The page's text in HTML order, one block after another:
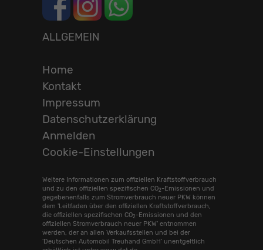
ALLGEMEIN
Home
Kontakt
Impressum
Datenschutzerklärung
Anmelden
Cookie-Einstellungen
Weitere Informationen zum offiziellen Kraftstoffverbrauch
und zu den offiziellen spezifischen CO2 -Emissionen und
gegebenenfalls zum Stromverbrauch neuer PKW können
dem 'Leitfaden über den offiziellen Kraftstoffverbrauch,
die offiziellen spezifischen CO2 -Emissionen und den
offiziellen Stromverbrauch neuer PKW' entnommen
werden, der an allen Verkaufsstellen und bei der
'Deutschen Automobil Treuhand GmbH' unentgeltlich